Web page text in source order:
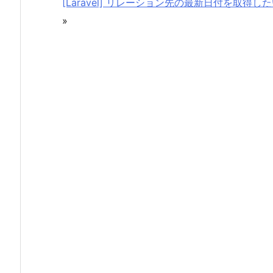
[Laravel] リレーション先の最新日付を取得し
»